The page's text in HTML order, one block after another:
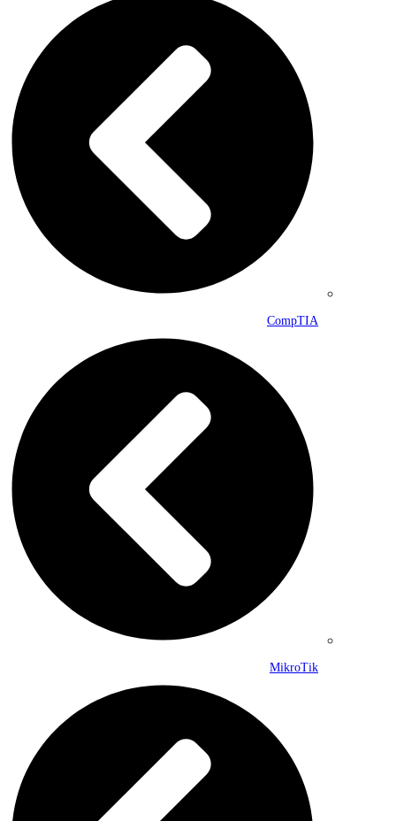
CompTIA
MikroTik